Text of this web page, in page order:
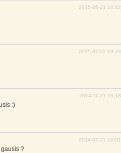
2015-05-21 12:42
2015-02-02 19:23
2014-11-21 16:18
:)
2014-07-21 16:01
gausis ?